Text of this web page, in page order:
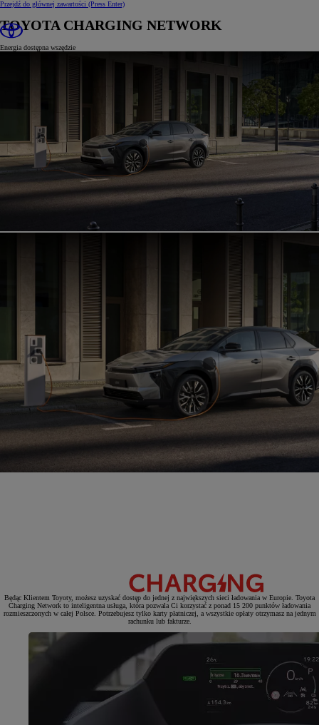
Przejdź do głównej zawartości (Press Enter)
TOYOTA CHARGING NETWORK
Energia dostępna wszędzie
Będąc Klientem Toyoty, możesz uzyskać dostęp do jednej z największych sieci ładowania w Europie. Toyota
Charging Network to inteligentna usługa, która pozwala Ci korzystać z ponad 15 200 punktów ładowania
rozmieszczonych w całej Polsce. Potrzebujesz tylko karty płatniczej, a wszystkie opłaty otrzymasz na jednym
rachunku lub fakturze.